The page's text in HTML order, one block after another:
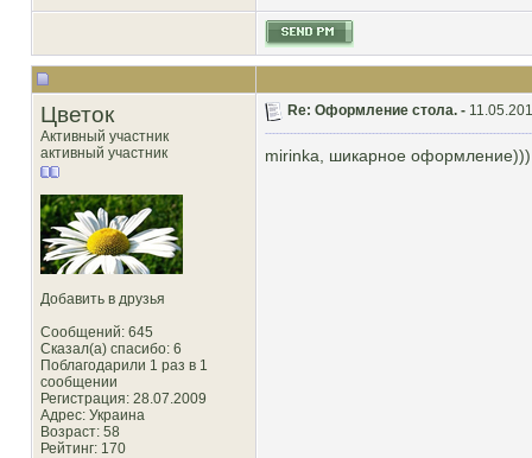
Цветок
Активный участник
активный участник
Добавить в друзья
Сообщений: 645
Сказал(а) спасибо: 6
Поблагодарили 1 раз в 1
сообщении
Регистрация: 28.07.2009
Адрес: Украина
Возраст: 58
Рейтинг: 170
Re: Оформление стола. -
mirinka, шикарное оформление)))